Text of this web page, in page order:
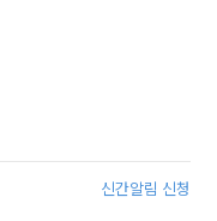
신간알림 신청